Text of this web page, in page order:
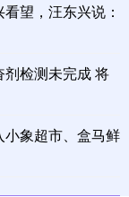
望，汪东兴说：
检测未完成 将
象超市、盒马鲜